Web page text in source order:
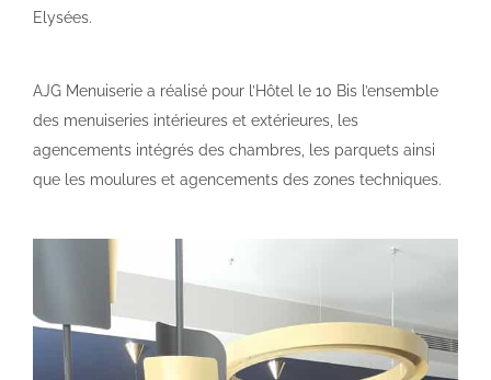
Elysées.
AJG Menuiserie a réalisé pour l’Hôtel le 10 Bis l’ensemble
des menuiseries intérieures et extérieures, les
agencements intégrés des chambres, les parquets ainsi
que les moulures et agencements des zones techniques.